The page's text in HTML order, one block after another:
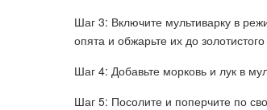
Шаг 3: Включите мультиварку в
опята и обжарьте их до
Шаг 4: Добавьте морковь и лук в
Шаг 5: Посолите и поперчите по